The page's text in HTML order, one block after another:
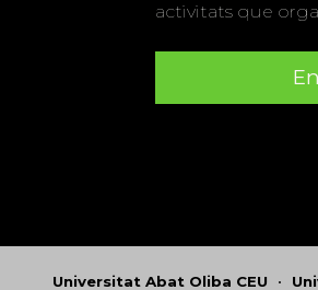
activitats que
Universitat Abat Oliba CEU •